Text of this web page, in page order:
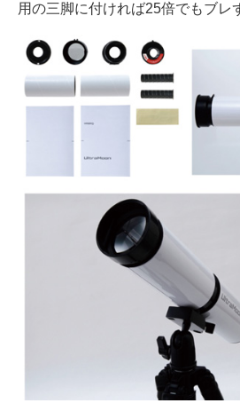
用の三脚に付ければ25倍でもブレ